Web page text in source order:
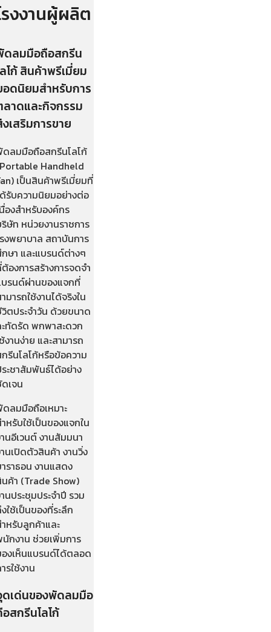
รงงานผู้ผลิต
ลมมือถือสกรีน
โก้ สินค้าพรีเมี่ยม
ดนิยมสำหรับการ
าดและกิจกรรม
เสริมการขาย
ลมมือถือสกรีนโลโก้
Handheld
เป็นสินค้าพรีเมี่ยมที่
รับความนิยมอย่างต่อ
องสำหรับองค์กร
ษัท หน่วยงานราชการ
งพยาบาล สถาบันการ
ษา และแบรนด์ต่างๆ
องการสร้างการจดจำ
รนด์ผ่านของแจกที่
มารถใช้งานได้จริงใน
ตประจำวัน ด้วยขนาด
ทัดรัด พกพาสะดวก
งานง่าย และสามารถ
รีนโลโก้หรือข้อความ
ะชาสัมพันธ์ได้อย่าง
เจน
ลมมือถือเหมาะ
หรับใช้เป็นของแจกใน
นอีเวนต์ งานสัมมนา
นเปิดตัวสินค้า งานวิ่ง
ราธอน งานแสดง
ค้า (Trade Show)
นประชุมประจำปี รวม
ใช้เป็นของที่ระลึก
หรับลูกค้าและ
กงาน ช่วยเพิ่มการ
งเห็นแบรนด์ได้ตลอด
รใช้งาน
เด่นของพัดลมมือ
สกรีนโลโก้